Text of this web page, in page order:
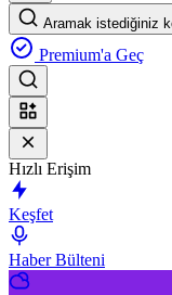
Aramak istediğiniz
Premium'a Geç
Hızlı Erişim
Keşfet
Haber Bülteni